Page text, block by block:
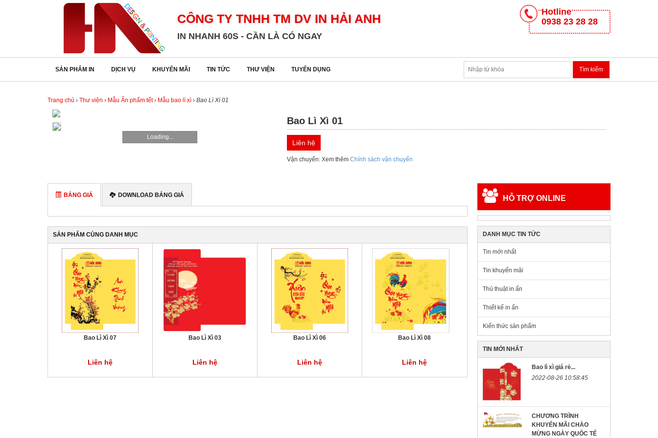
CÔNG TY TNHH TM DV IN HẢI ANH
IN NHANH 60S - CẦN LÀ CÓ NGAY
Hotline
0938 23 28 28
TNHH
SẢN PHẨM IN DỊCH VỤ KHUYẾN MÃI TIN TỨC THƯ VIỆN TUYỂN DỤNG
Trang chủ › Thư viện › Mẫu Ấn phẩm tết› Mẫu bao lì xì › Bao Lì Xì 01
Loading...
Bao Lì Xì 01
Liên hệ
Vận chuyển: Xem thêmChính sách vận chuyển
BẢNG GIÁ DOWNLOAD BẢNG GIÁ
SẢN PHẨM CÙNG DANH MỤC
Bao Lì Xì 07
Liên hệ
Bao Lì Xì 03
Liên hệ
Bao Lì Xì 06
Liên hệ
Bao Lì Xì 08
Liên hệ
HỖ TRỢ ONLINE
DANH MỤC TIN TỨC
Tin mới nhất
Tin khuyến mãi
Thủ thuật in ấn
Thiết kế in ấn
Kiến thức sản phẩm
TIN MỚI NHẤT
Bao lì xì giá rẻ...
2022-08-26 10:58:45
CHƯƠNG TRÌNH
KHUYẾN MÃI CHÀO
MỪNG NGÀY QUỐC TẾ